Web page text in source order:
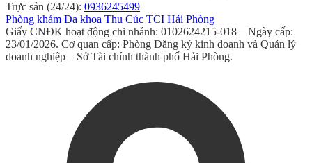
Trực sản (24/24): 0936245499
Phòng khám Đa khoa Thu Cúc TCI Hải Phòng
Giấy CNĐK hoạt động chi nhánh: 0102624215-018 – Ngày cấp:
23/01/2026. Cơ quan cấp: Phòng Đăng ký kinh doanh và Quản lý
doanh nghiệp – Sở Tài chính thành phố Hải Phòng.